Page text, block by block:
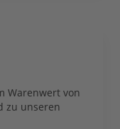
Warenwert von
zu unseren